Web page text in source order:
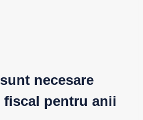
necesare
pentru anii